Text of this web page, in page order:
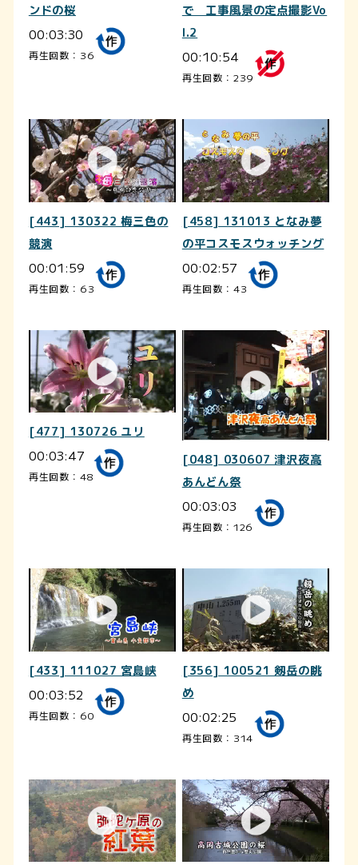
ンドの桜
00:03:30
再生回数：36
で 工事風景の定点撮影Vo
l.2
00:10:54
再生回数：239
[443] 130322 梅三色の
競演
00:01:59
再生回数：63
[458] 131013 となみ夢
の平コスモスウォッチング
00:02:57
再生回数：43
[477] 130726 ユリ
00:03:47
再生回数：48
[048] 030607 津沢夜高
あんどん祭
00:03:03
再生回数：126
[433] 111027 宮島峡
00:03:52
再生回数：60
[356] 100521 剱岳の眺
め
00:02:25
再生回数：314